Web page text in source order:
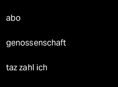
abo
genossenschaft
taz zahl ich